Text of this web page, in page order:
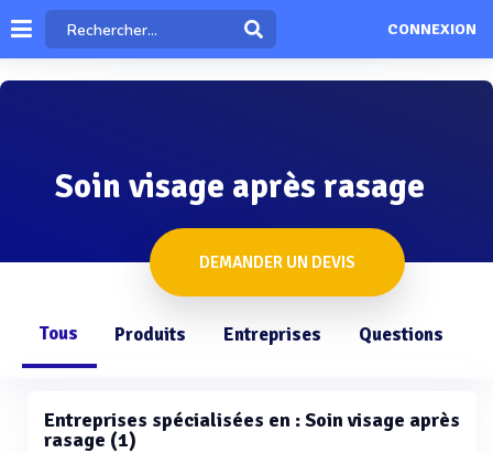
CONNEXION
Soin visage après rasage
DEMANDER UN DEVIS
Tous Produits Entreprises Questions
Entreprises spécialisées en : Soin visage après
rasage (1)